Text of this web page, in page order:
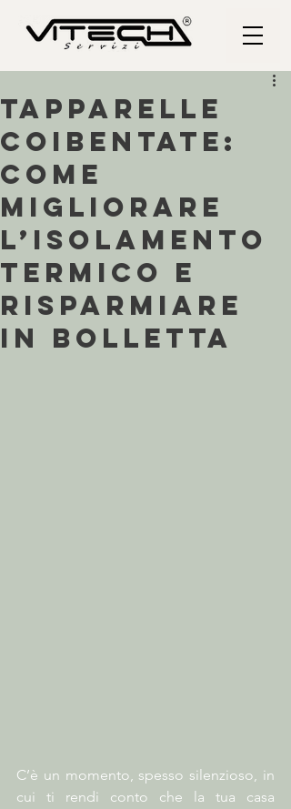
Tapparelle
coibentate:
come
migliorare
l’isolamento
termico e
risparmiare
in bolletta
C’è un momento, spesso silenzioso, in
cui ti rendi conto che la tua casa